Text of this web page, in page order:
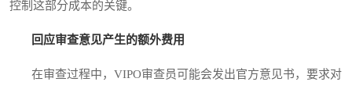
控制这部分成本的关键。
回应审查意见产生的额外费用
在审查过程中，VIPO审查员可能会发出官方意见书，要求对